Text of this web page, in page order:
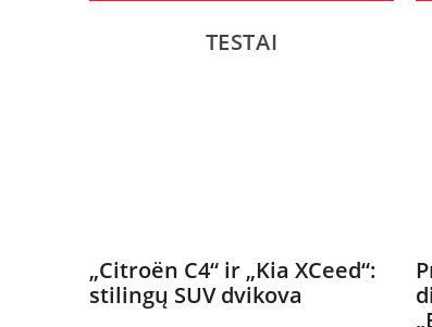
TESTAI
„Citroën C4“ ir „Kia XCeed“:
stilingų SUV dvikova